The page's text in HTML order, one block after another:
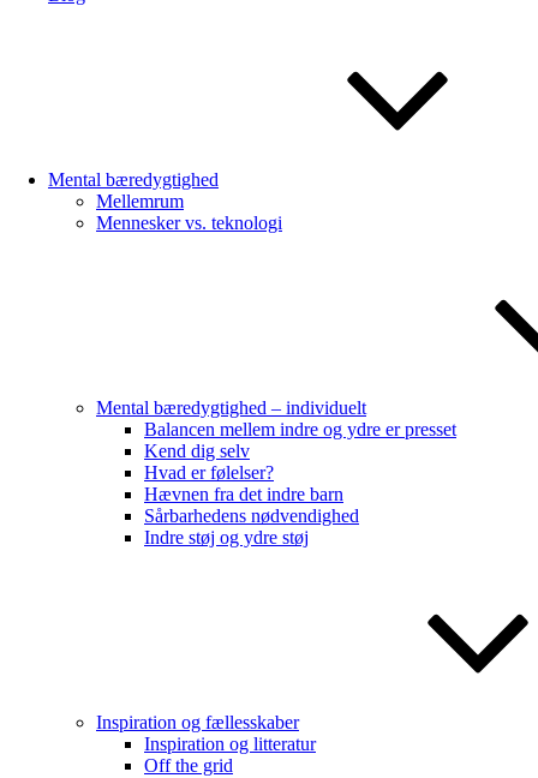
Mental bæredygtighed
Mellemrum
Mennesker vs. teknologi
Mental bæredygtighed – individuelt
Balancen mellem indre og ydre er presset
Kend dig selv
Hvad er følelser?
Hævnen fra det indre barn
Sårbarhedens nødvendighed
Indre støj og ydre støj
Inspiration og fællesskaber
Inspiration og litteratur
Off the grid